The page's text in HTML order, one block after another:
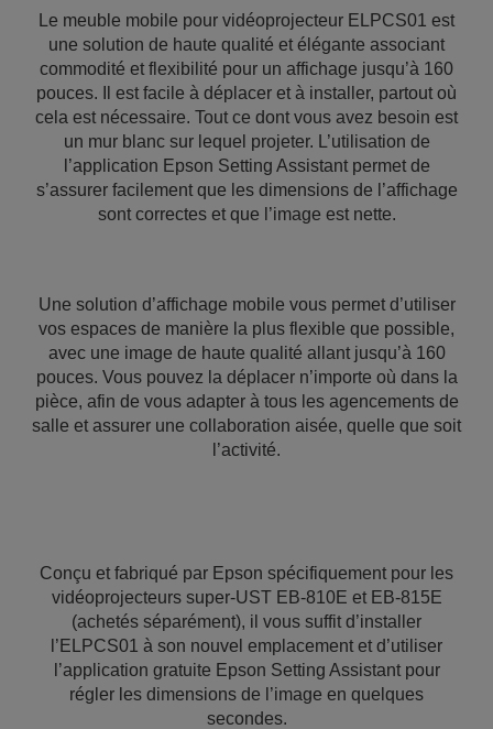
Le meuble mobile pour vidéoprojecteur ELPCS01 est
une solution de haute qualité et élégante associant
commodité et flexibilité pour un affichage jusqu’à 160
pouces. Il est facile à déplacer et à installer, partout où
cela est nécessaire. Tout ce dont vous avez besoin est
un mur blanc sur lequel projeter. L’utilisation de
l’application Epson Setting Assistant permet de
s’assurer facilement que les dimensions de l’affichage
sont correctes et que l’image est nette.
Une solution d’affichage mobile vous permet d’utiliser
vos espaces de manière la plus flexible que possible,
avec une image de haute qualité allant jusqu’à 160
pouces. Vous pouvez la déplacer n’importe où dans la
pièce, afin de vous adapter à tous les agencements de
salle et assurer une collaboration aisée, quelle que soit
l’activité.
Conçu et fabriqué par Epson spécifiquement pour les
vidéoprojecteurs super-UST EB-810E et EB-815E
(achetés séparément), il vous suffit d’installer
l’ELPCS01 à son nouvel emplacement et d’utiliser
l’application gratuite Epson Setting Assistant pour
régler les dimensions de l’image en quelques
secondes.